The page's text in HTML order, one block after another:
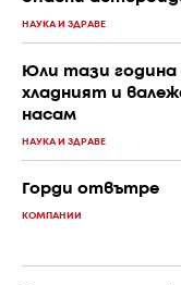
НАУКА И ЗДРАВЕ
Юли тази година
хладният и
насам
НАУКА И ЗДРАВЕ
Горди отвътре
КОМПАНИИ